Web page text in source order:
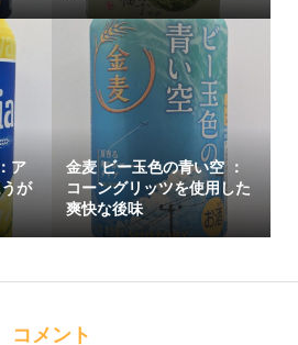
ア
が
金麦 ビー玉色の青い空 ：
コーングリッツを使用した
爽快な後味
コメント